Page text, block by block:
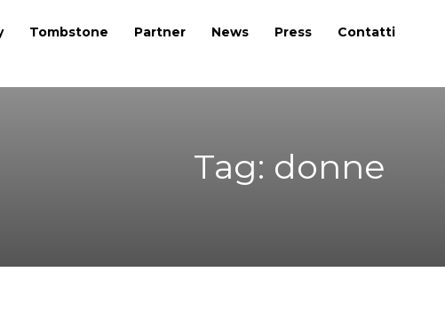
Tombstone Partner News Press
Contatti
Tag: donne